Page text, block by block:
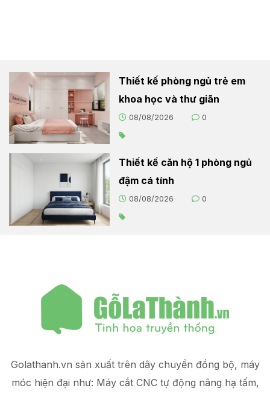
Thiết kế phòng ngủ trẻ em
khoa học và thư giãn
08/08/2026 0
Thiết kế căn hộ 1 phòng ngủ
đậm cá tính
08/08/2026 0
Golathanh.vn sản xuất trên dây chuyền đồng bộ, máy
móc hiện đại như: Máy cắt CNC tự động nâng hạ tấm,